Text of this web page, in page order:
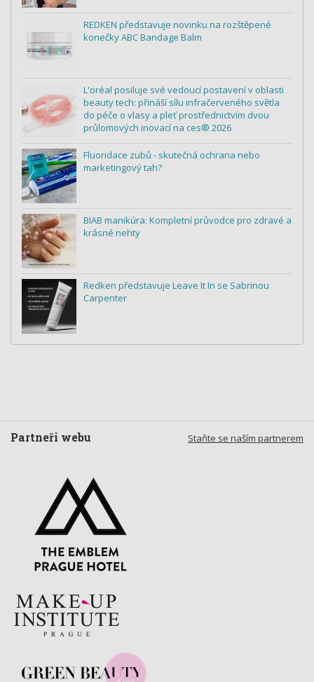
REDKEN představuje novinku na rozštěpené
konečky ABC Bandage Balm
L'oréal posiluje své vedoucí postavení v oblasti
beauty tech: přináší sílu infračerveného světla
do péče o vlasy a pleť prostřednictvím dvou
průlomových inovací na ces® 2026
Fluoridace zubů - skutečná ochrana nebo
marketingový tah?
BIAB manikúra: Kompletní průvodce pro zdravé a
krásné nehty
Redken představuje Leave It In se Sabrinou
Carpenter
Staňte se naším partnerem
Partneři webu